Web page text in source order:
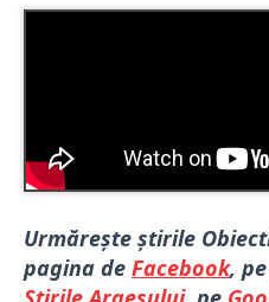
Urmărește știrile
pagina de Facebook,